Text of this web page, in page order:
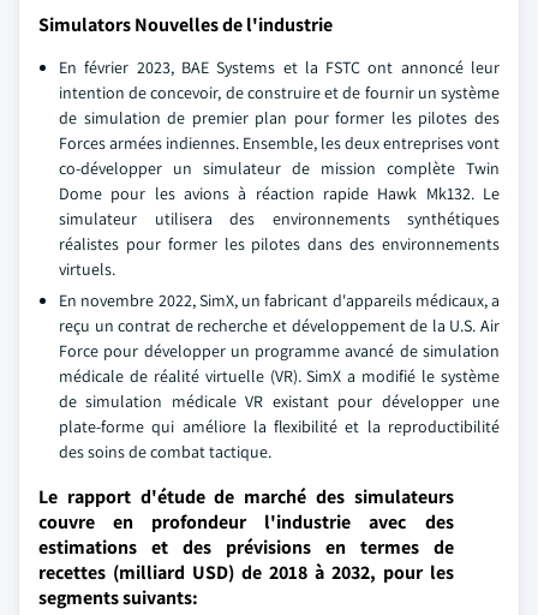
Simulators Nouvelles de l'industrie
En février 2023, BAE Systems et la FSTC ont annoncé leur
intention de concevoir, de construire et de fournir un système
de simulation de premier plan pour former les pilotes des
Forces armées indiennes. Ensemble, les deux entreprises vont
co-développer un simulateur de mission complète Twin
Dome pour les avions à réaction rapide Hawk Mk132. Le
simulateur utilisera des environnements synthétiques
réalistes pour former les pilotes dans des environnements
virtuels.
En novembre 2022, SimX, un fabricant d'appareils médicaux, a
reçu un contrat de recherche et développement de la U.S. Air
Force pour développer un programme avancé de simulation
médicale de réalité virtuelle (VR). SimX a modifié le système
de simulation médicale VR existant pour développer une
plate-forme qui améliore la flexibilité et la reproductibilité
des soins de combat tactique.
Le rapport d'étude de marché des simulateurs
couvre en profondeur l'industrie avec des
estimations et des prévisions en termes de
recettes (milliard USD) de 2018 à 2032, pour les
segments suivants: